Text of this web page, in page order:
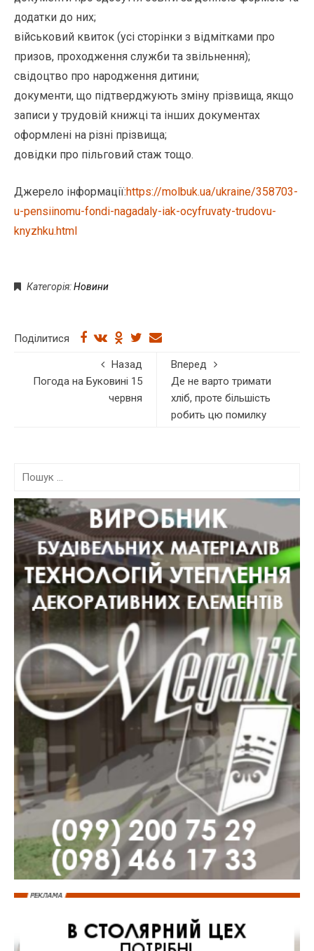
додатки до них;
військовий квиток (усі сторінки з відмітками про
призов, проходження служби та звільнення);
свідоцтво про народження дитини;
документи, що підтверджують зміну прізвища, якщо
записи у трудовій книжці та інших документах
оформлені на різні прізвища;
довідки про пільговий стаж тощо.
Джерело інформації:https://molbuk.ua/ukraine/358703-
u-pensiinomu-fondi-nagadaly-iak-ocyfruvaty-trudovu-
knyzhku.html
Категорія:Новини
Поділитися
Назад
Погода на Буковині 15
червня
Вперед
Де не варто тримати
хліб, проте більшість
робить цю помилку
ш
у
к
: